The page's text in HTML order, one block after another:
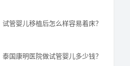
试管婴儿移植后怎么样容易着床？
泰国康明医院做试管婴儿多少钱？